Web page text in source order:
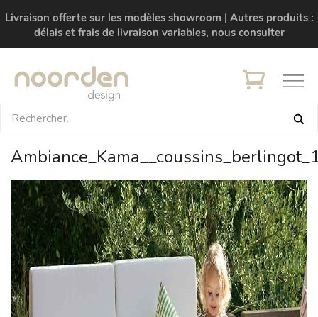
Livraison offerte sur les modèles showroom | Autres produits :
délais et frais de livraison variables, nous consulter